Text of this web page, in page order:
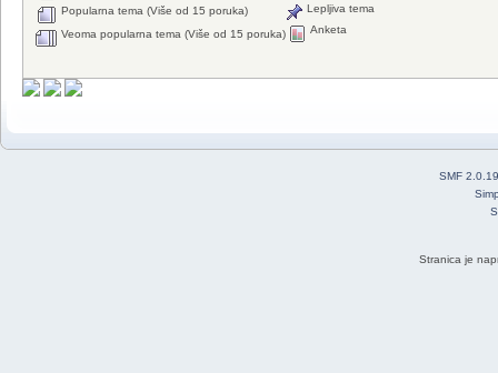
Popularna tema (Više od 15 poruka)
Veoma popularna tema (Više od 15 poruka)
Lepljiva tema
Anketa
SMF 2.0.19
Stranica je